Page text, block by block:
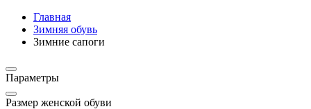
Главная
Зимняя обувь
Зимние сапоги
Параметры
Размер женской обуви